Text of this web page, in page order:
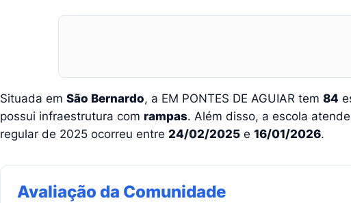
Situada em São Bernardo, a EM PONTES DE AGUIAR tem 84
possui infraestrutura com rampas. Além disso, a escola atende
regular de 2025 ocorreu entre 24/02/2025 e 16/01/2026.
Avaliação da Comunidade